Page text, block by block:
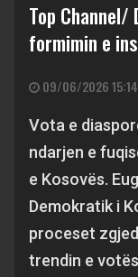
Top Channel/
formimin e
09/06/2026 15:14
Vota e
ndarjen e
e Kosovës.
Demokratik i
proceset
trendin e